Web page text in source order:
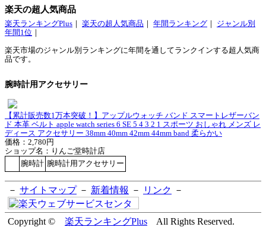
楽天の超人気商品
楽天ランキングPlus 楽天の超人気商品 年間ランキング
ジャンル別
年間1位
楽天市場のジャンル別ランキングに年間を通してランクインする超人気商
品です。
腕時計用アクセサリー
【累計販売数1万本突破！】アップルウォッチ バンド スマートレザーバン
ド 本革 ベルト apple watch series 6 SE 5 4 3 2 1 スポーツ おしゃれ メンズ レ
ディース アクセサリー 38mm 40mm 42mm 44mm band 柔らかい
価格：2,780円
ショップ名：りんご堂時計店
腕時計 腕時計用アクセサリー
－ サイトマップ－ 新着情報 － リンク －
Copyright © 楽天ランキングPlus All Rights Reserved.